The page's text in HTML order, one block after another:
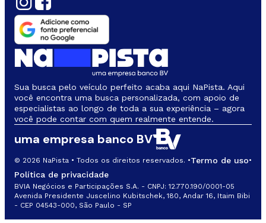
Sua busca pelo veículo perfeito acaba aqui NaPista. Aqui
você encontra uma busca personalizada, com apoio de
especialistas ao longo de toda a sua experiência – agora
você pode contar com quem realmente entende.
© 2026 NaPista • Todos os direitos reservados. •Termo de uso•
Política de privacidade
BVIA Negócios e Participações S.A. - CNPJ: 12.770.190/0001-05
Avenida Presidente Juscelino Kubitschek, 180, Andar 16, Itaim Bibi
- CEP 04543-000, São Paulo - SP
uma empresa banco BV